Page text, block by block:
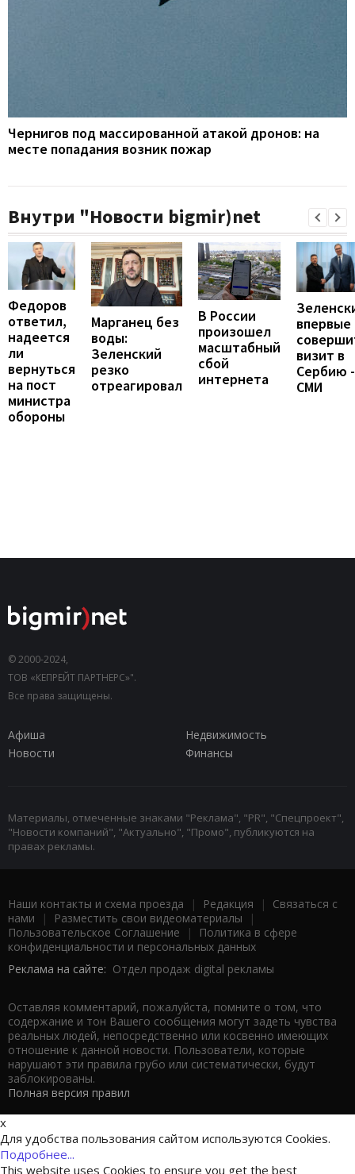
Чернигов под массированной атакой дронов: на
месте попадания возник пожар
Внутри "Новости bigmir)net
Федоров
ответил,
надеется
ли
вернуться
на пост
министра
обороны
Марганец без
воды:
Зеленский
резко
отреагировал
В России
произошел
масштабный
сбой
интернета
впервые
визит в
Сербию -
СМИ
© 2000-2024,
ТОВ «КЕПРЕЙТ ПАРТНЕРС»".
Все права защищены.
Афиша
Недвижимость
Новости
Финансы
Материалы, отмеченные знаками "Реклама", "PR", "Спецпроект",
"Новости компаний", "Актуально", "Промо", публикуются на
правах рекламы.
Наши контакты и схема проезда | Редакция | Связаться с
нами | Разместить свои видеоматериалы |
Пользовательское Соглашение |
Политика в сфере
конфиденциальности и персональных данных
Реклама на сайте: Отдел продаж digital рекламы
Оставляя комментарий, пожалуйста, помните о том, что
содержание и тон Вашего сообщения могут задеть чувства
реальных людей, непосредственно или косвенно имеющих
отношение к данной новости. Пользователи, которые
нарушают эти правила грубо или систематически, будут
заблокированы.
Полная версия правил
x
Для удобства пользования сайтом используются Cookies.
Подробнее...
This website uses Cookies to ensure you get the best